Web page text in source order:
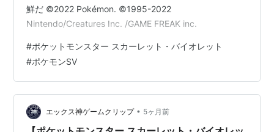
鮮だ ©2022 Pokémon. ©1995-2022
Nintendo/Creatures Inc. /GAME FREAK inc.
#ポケットモンスター スカーレット・バイオレット
#ポケモンSV
エックス神ゲームクリップ • 5ヶ月前